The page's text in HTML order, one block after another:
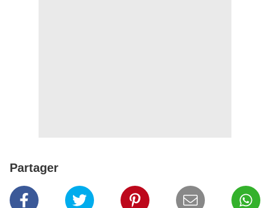
Partager